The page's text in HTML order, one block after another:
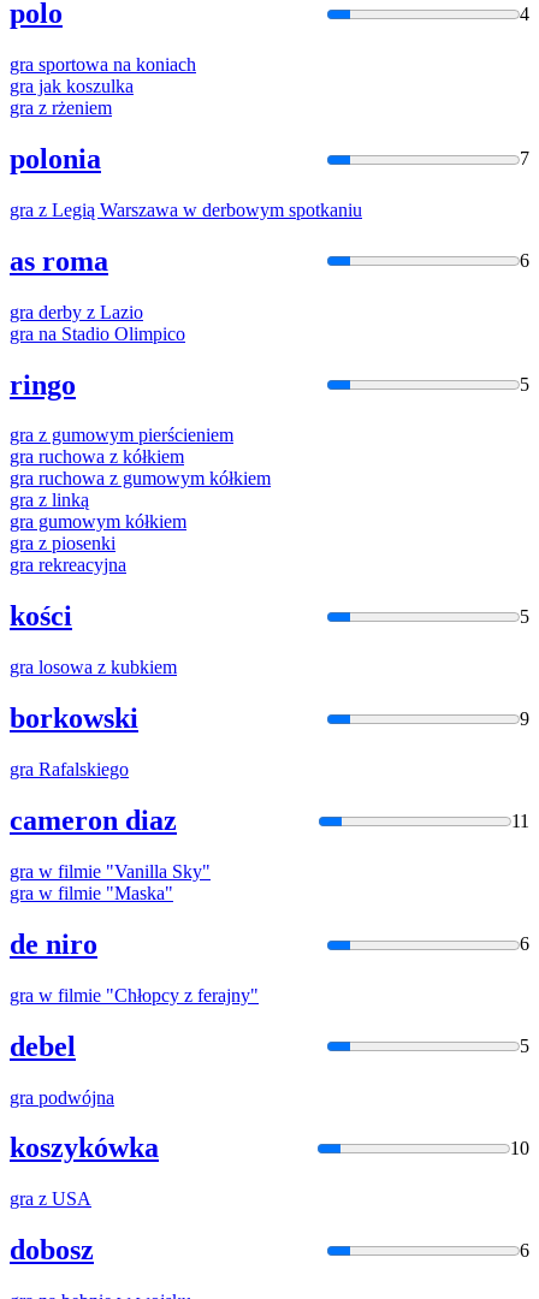
polo 4
gra sportowa na koniach
gra jak koszulka
gra z rżeniem
polonia 7
gra z Legią Warszawa w derbowym spotkaniu
as roma 6
gra derby z Lazio
gra na Stadio Olimpico
ringo 5
gra z gumowym pierścieniem
gra ruchowa z kółkiem
gra ruchowa z gumowym kółkiem
gra z linką
gra gumowym kółkiem
gra z piosenki
gra rekreacyjna
kości 5
gra losowa z kubkiem
borkowski 9
gra Rafalskiego
cameron diaz 11
gra w filmie "Vanilla Sky"
gra w filmie "Maska"
de niro 6
gra w filmie "Chłopcy z ferajny"
debel 5
gra podwójna
koszykówka 10
gra z USA
dobosz 6